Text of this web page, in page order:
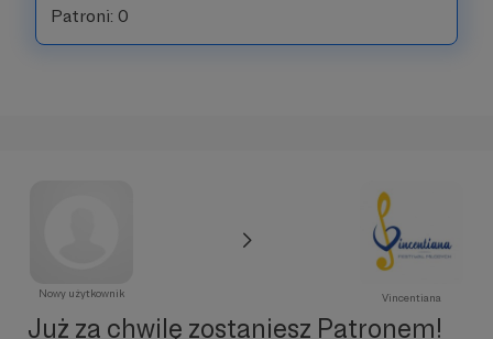
Patroni: 0
Nowy użytkownik Vincentiana
Już za chwilę zostaniesz Patronem!